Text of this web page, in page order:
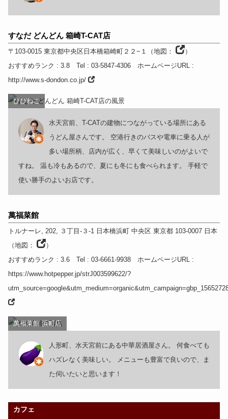
すなだ どんどん 箱崎T-CAT店
〒103-0015 東京都中央区日本橋箱崎町２２−１ （地図：
）
おすすめランク : 3.8 Tel : 03-5847-4306 ホームページURL:
http://www.s-dondon.co.jp/
ぴぴねこ
水天宮前、T-CATの建物につながっている場所にある
うどん屋さんです。 空港行きのバスや電車に乗る人が
多い場所柄、店内が広く、早くて美味しいのがよいで
すね。 温も冷もあるので、夏にも冬にも食べられます。 手軽で
使い勝手のよいお店です。
萬福菜館
トルナーレ, 202, ３丁目-３-1 日本橋浜町 中央区 東京都 103-0007 日本
（地図：
）
おすすめランク : 3.6 Tel : 03-6661-9938 ホームページURL:
https://www.hotpepper.jp/strJ003599622/?
萬福菜館 浜町店
人形町、水天宮前にある中華居酒屋さん。 何食べても
ハズレなく美味しい。 メニューも豊富で良いので、ま
た伺いたいと思います！
カフェ